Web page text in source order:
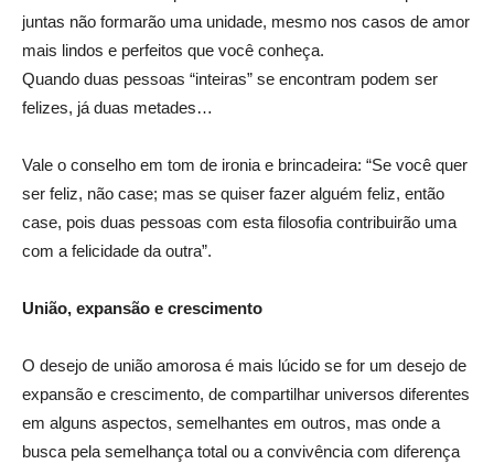
juntas não formarão uma unidade, mesmo nos casos de amor
mais lindos e perfeitos que você conheça.
Quando duas pessoas “inteiras” se encontram podem ser
felizes, já duas metades…
Vale o conselho em tom de ironia e brincadeira: “Se você quer
ser feliz, não case; mas se quiser fazer alguém feliz, então
case, pois duas pessoas com esta filosofia contribuirão uma
com a felicidade da outra”.
União, expansão e crescimento
O desejo de união amorosa é mais lúcido se for um desejo de
expansão e crescimento, de compartilhar universos diferentes
em alguns aspectos, semelhantes em outros, mas onde a
busca pela semelhança total ou a convivência com diferença